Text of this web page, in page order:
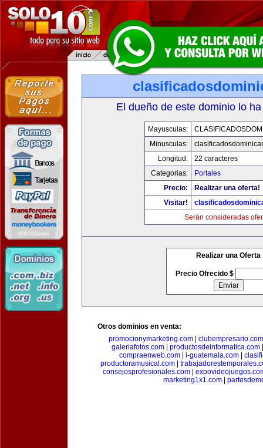
El dueño de este dominio lo
Mayusculas:
Minusculas:
Longitud:
22 caracteres
Categorias:
Portales
Precio:
Realizar una oferta!
Visitar!
Serán consideradas
Realizar una Oferta
Precio Ofrecido $
Otros dominios en venta:
promocionymarketing.com| clubempresario.com
galeriafotos.com
productosdeinformatica.com
compraenweb.com| i-guatemala.com|
productoramusical.com
consejosprofesionales.com|
marketing1x1.com